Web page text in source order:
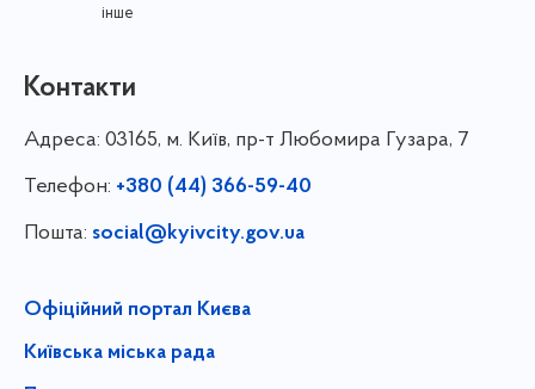
інше
Контакти
Адреса: 03165, м. Київ, пр-т Любомира Гузара, 7
Телефон: +380 (44) 366-59-40
Пошта: social@kyivcity.gov.ua
Офіційний портал Києва
Київська міська рада